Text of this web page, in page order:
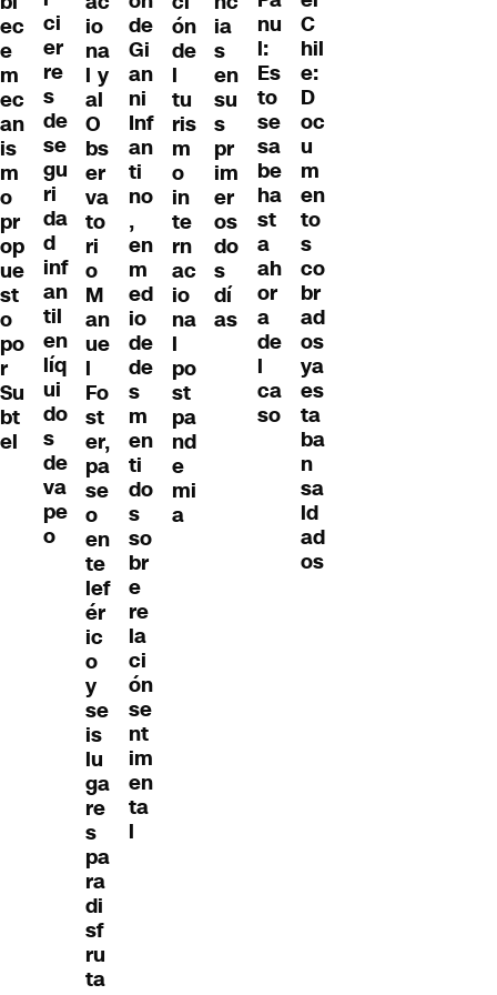
ec
e
m
ec
an
is
m
o
pr
op
ue
st
o
po
r
Su
bt
el
ci
er
re
s
de
se
gu
ri
da
d
inf
an
til
en
líq
ui
do
s
de
va
pe
o
io
na
l y
al
O
bs
er
va
to
ri
o
M
an
ue
l
Fo
st
er,
pa
se
o
en
te
lef
ér
ic
o
y
se
is
lu
ga
re
s
pa
ra
di
sf
ru
ta
de
Gi
an
ni
Inf
an
ti
no
,
en
m
ed
io
de
de
s
m
en
ti
do
s
so
br
e
re
la
ci
ón
se
nt
im
en
ta
l
ón
de
l
tu
ris
m
o
in
te
rn
ac
io
na
l
po
st
pa
nd
e
mi
a
ia
s
en
su
s
pr
im
er
os
do
s
dí
as
nu
l:
Es
to
se
sa
be
ha
st
a
ah
or
a
de
l
ca
so
C
hil
e:
D
oc
u
m
en
to
s
co
br
ad
os
ya
es
ta
ba
n
sa
ld
ad
os